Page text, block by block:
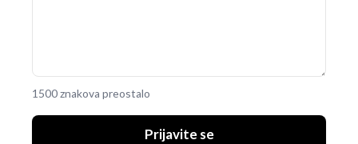
1500 znakova preostalo
Prijavite se